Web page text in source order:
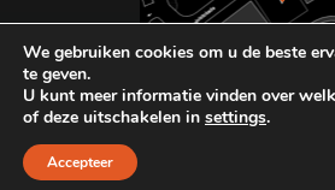
Plan hier uw route
Records.
We gebruiken cookies om u de beste
te geven.
U kunt meer informatie vinden over
of deze uitschakelen in settings.
Accepteer